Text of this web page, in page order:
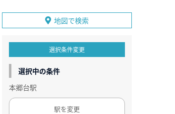
地図で検索
選択条件変更
選択中の条件
本郷台駅
駅を変更